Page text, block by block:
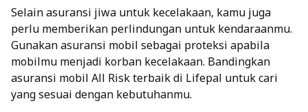
Selain asuransi jiwa untuk kecelakaan, kamu juga
perlu memberikan perlindungan untuk kendaraanmu.
Gunakan asuransi mobil sebagai proteksi apabila
mobilmu menjadi korban kecelakaan. Bandingkan
asuransi mobil All Riskterbaik di Lifepal untuk cari
yang sesuai dengan kebutuhanmu.